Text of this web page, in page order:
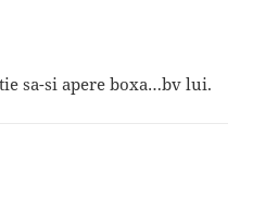
sa-si apere boxa…bv lui.